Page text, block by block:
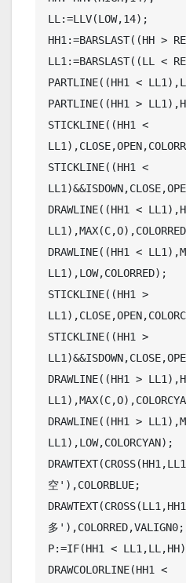
LL:=LLV(LOW,14);
HH1:=BARSLAST((HH >
LL1:=BARSLAST((LL <
PARTLINE((HH1 <
PARTLINE((HH1 >
STICKLINE((HH1 <
STICKLINE((HH1 <
DRAWLINE((HH1 <
DRAWLINE((HH1 <
LL1),LOW,COLORRED);
STICKLINE((HH1 >
STICKLINE((HH1 >
DRAWLINE((HH1 >
DRAWLINE((HH1 >
LL1),LOW,COLORCYAN);
空'),COLORBLUE;
多'),COLORRED,VALIGN0;
P:=IF(HH1 <
DRAWCOLORLINE(HH1 <